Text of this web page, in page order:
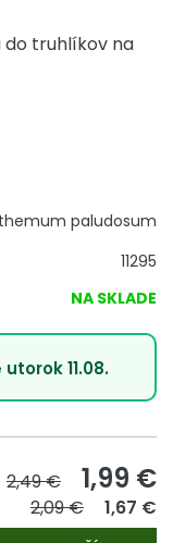
truhlíkov na
paludosum
11295
NA SKLADE
utorok 11.08.
2,49 € 1,99 €
2,09 € 1,67 €